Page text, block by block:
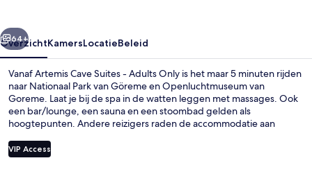
Volgende
64+
OverzichtKamersLocatieBeleid
Vanaf Artemis Cave Suites - Adults Only is het maar 5 minuten rijden
naar Nationaal Park van Göreme en Openluchtmuseum van
Goreme. Laat je bij de spa in de watten leggen met massages. Ook
een bar/lounge, een sauna en een stoombad gelden als
hoogtepunten. Andere reizigers raden de accommodatie aan
VIP Access